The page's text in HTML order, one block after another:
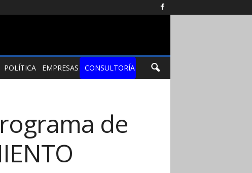
POLÍTICA EMPRESAS CONSULTORÍA
de